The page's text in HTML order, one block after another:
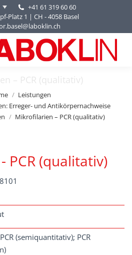
+41 61 319 60 60
Platz 1 | CH - 4058 Basel
– PCR (qualitativ)
Leistungen
Erreger- und Antikörpernachweise
Mikrofilarien – PCR (qualitativ)
PCR (qualitativ)
(semiquantitativ); PCR